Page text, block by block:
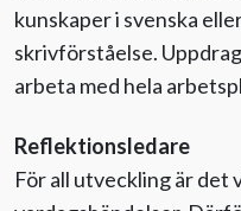
kunskaper i svenska
skrivförståelse.
arbeta med hela
Reflektionsledare
För all utveckling är